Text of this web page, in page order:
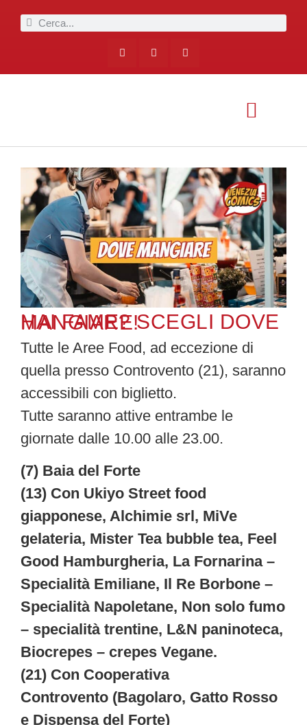
HAI FAME? SCEGLI DOVE MANGIARE!
Tutte le Aree Food, ad eccezione di
quella presso Controvento (21), saranno
accessibili con biglietto.
Tutte saranno attive entrambe le
giornate dalle 10.00 alle 23.00.
(7) Baia del Forte
(13) Con Ukiyo Street food
giapponese, Alchimie srl, MiVe
gelateria, Mister Tea bubble tea, Feel
Good Hamburgheria, La Fornarina –
Specialità Emiliane, Il Re Borbone –
Specialità Napoletane, Non solo fumo
– specialità trentine, L&N paninoteca,
Biocrepes – crepes Vegane.
(21) Con Cooperativa
Controvento (Bagolaro, Gatto Rosso
e Dispensa del Forte)